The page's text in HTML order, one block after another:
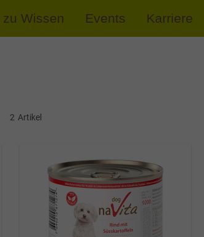
zu Wissen Events Karriere
2 Artikel